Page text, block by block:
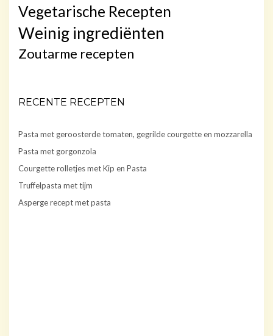
Vegetarische Recepten
Weinig ingrediënten
Zoutarme recepten
RECENTE RECEPTEN
Pasta met geroosterde tomaten, gegrilde courgette en mozzarella
Pasta met gorgonzola
Courgette rolletjes met Kip en Pasta
Truffelpasta met tijm
Asperge recept met pasta